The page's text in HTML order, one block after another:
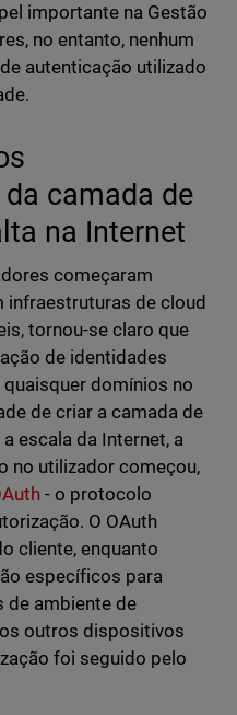
importante na Gestão
no entanto, nenhum
autenticação utilizado
camada de
na Internet
começaram
infraestruturas de cloud
tornou-se claro que
de identidades
domínios no
de criar a camada de
escala da Internet, a
no utilizador começou,
- o protocolo
O OAuth
cliente, enquanto
específicos para
de ambiente de
outros dispositivos
foi seguido pelo